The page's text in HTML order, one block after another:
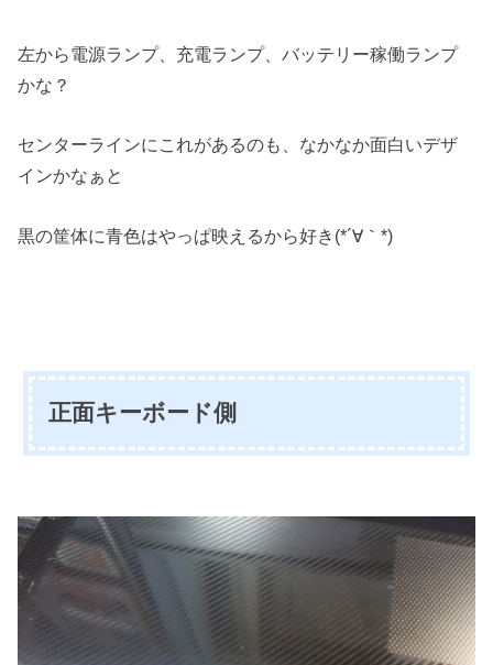
左から電源ランプ、充電ランプ、バッテリー稼働ランプ
かな？
センターラインにこれがあるのも、なかなか面白いデザ
インかなぁと
黒の筐体に青色はやっぱ映えるから好き(*´∀｀*)
正面キーボード側